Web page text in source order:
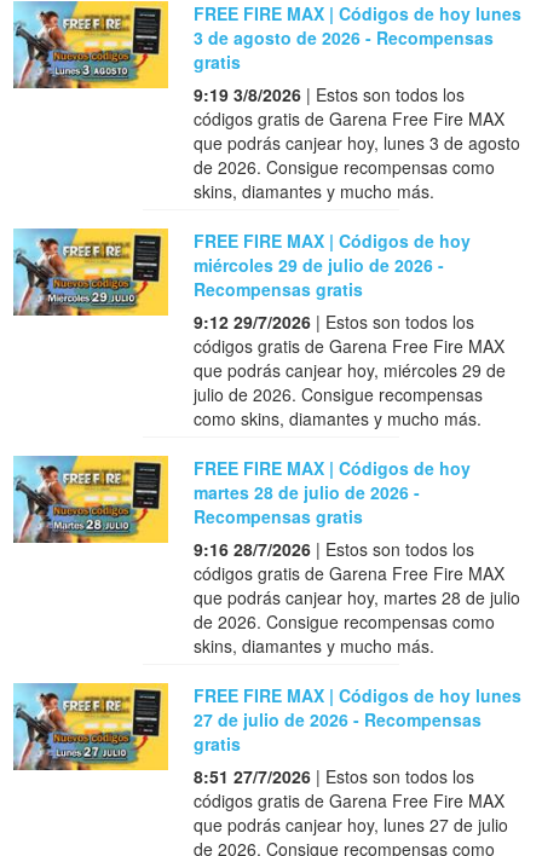
FREE FIRE MAX | Códigos de hoy lunes
3 de agosto de 2026 - Recompensas
gratis
9:19 3/8/2026 | Estos son todos los
códigos gratis de Garena Free Fire MAX
que podrás canjear hoy, lunes 3 de agosto
de 2026. Consigue recompensas como
skins, diamantes y mucho más.
FREE FIRE MAX | Códigos de hoy
miércoles 29 de julio de 2026 -
Recompensas gratis
9:12 29/7/2026 | Estos son todos los
códigos gratis de Garena Free Fire MAX
que podrás canjear hoy, miércoles 29 de
julio de 2026. Consigue recompensas
como skins, diamantes y mucho más.
FREE FIRE MAX | Códigos de hoy
martes 28 de julio de 2026 -
Recompensas gratis
9:16 28/7/2026 | Estos son todos los
códigos gratis de Garena Free Fire MAX
que podrás canjear hoy, martes 28 de julio
de 2026. Consigue recompensas como
skins, diamantes y mucho más.
FREE FIRE MAX | Códigos de hoy lunes
27 de julio de 2026 - Recompensas
gratis
8:51 27/7/2026 | Estos son todos los
códigos gratis de Garena Free Fire MAX
que podrás canjear hoy, lunes 27 de julio
de 2026. Consigue recompensas como